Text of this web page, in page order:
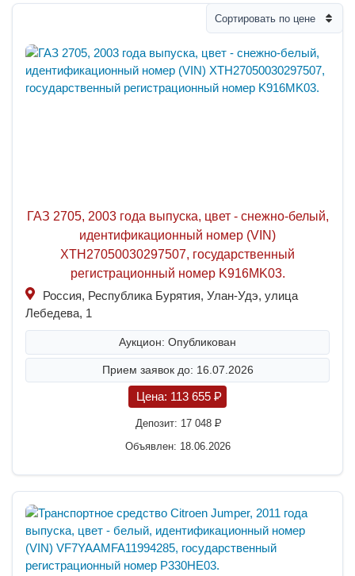
Сортировать по цене
ГАЗ 2705, 2003 года выпуска, цвет - снежно-белый,
идентификационный номер (VIN)
XTH27050030297507, государственный
регистрационный номер K916MK03.
Россия, Республика Бурятия, Улан-Удэ, улица
Лебедева, 1
Аукцион: Опубликован
Прием заявок до: 16.07.2026
Цена: 113 655 P
Депозит: 17 048P
Объявлен: 18.06.2026